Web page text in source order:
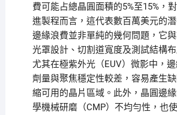
費可能占總晶圓面積的5%至15%，
進製程而言，這代表數百萬美元的
邊緣浪費並非單純的幾何問題，它
光罩設計、切割道寬度及測試結構
尤其在極紫外光（EUV）微影中，
劑量與聚焦穩定性較差，容易產生
縮可用的晶片區域。此外，晶圓邊
學機械研磨（CMP）不均勻性，也